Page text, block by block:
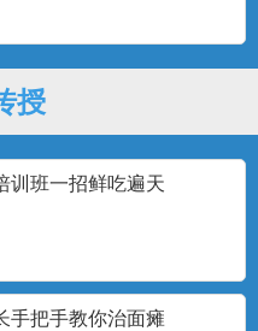
授
训班一招鲜吃遍天
手把手教你治面瘫